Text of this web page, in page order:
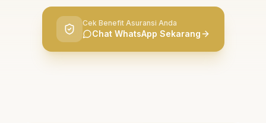
Cek Benefit Asuransi Anda
Chat WhatsApp Sekarang